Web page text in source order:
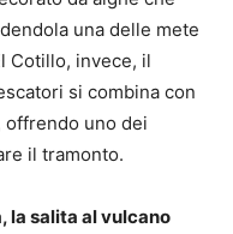
una delle mete
Cotillo, invece, il
si combina con
offrendo uno dei
il tramonto.
la salita al vulcano